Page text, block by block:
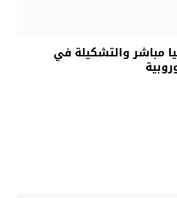
مباشر والتشكيلة في